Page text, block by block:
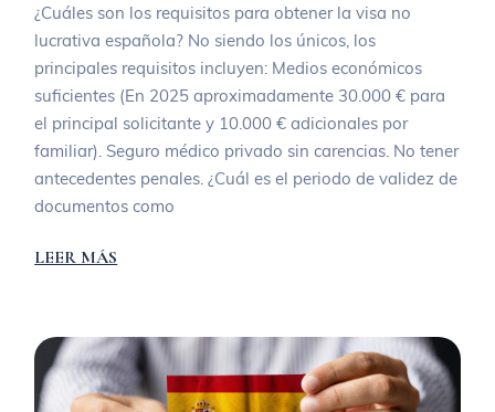
¿Cuáles son los requisitos para obtener la visa no
lucrativa española? No siendo los únicos, los
principales requisitos incluyen: Medios económicos
suficientes (En 2025 aproximadamente 30.000 € para
el principal solicitante y 10.000 € adicionales por
familiar). Seguro médico privado sin carencias. No tener
antecedentes penales. ¿Cuál es el periodo de validez de
documentos como
LEER MÁS